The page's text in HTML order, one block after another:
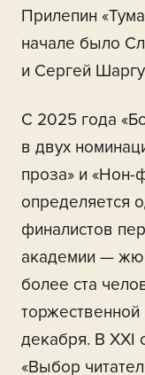
Прилепин
начале было
и Сергей
С 2025 года
в двух
проза» и
определяется
финалистов
академии —
более ста
декабря. В XXI
«Выбор